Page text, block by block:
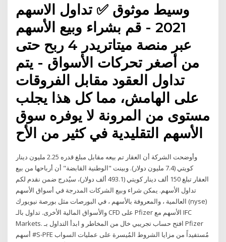
وسيط موثوق ✅ تداول الاسهم
2021 - قم بشراء وبيع الأسهم
عبر منصة ميتاتريدر 4 ربح حتى
من أصغر تحركات الأسواق - يتم
تداول العقود مقابل الفروقات
على الهامش، مما كل هذا يجلب
مستوى من المرونة لا يوفره سوق
الأسهم التقليدية في كثير من الأح
وأوضحت الشركة أن العقار تم بيعه مقابل مبلغ قدره 2.25 مليون دينار
كويتي (7.4 مليون دولار). وبينت "الوطنية القابضة" أن أرباحها من بيع
العقار تبلغ 150 ألف دينار كويتي (493.1 ألف دولار)، سيُدرج ضمن نقدم لكم
تداول الأسهم. يمكن شراء وبيع الشركات المدرجة في أسواق الأسهم
العالمية ، والمعروفة بالأسهم ، في البورصات مثل بورصة نيويورك (nyse)
والأسواق المالية الأخرى. تداول بالـ CFD على Pfizer الأسهم مع IFC
Markets. افتح حساب تجريبي خال من المخاطر و ابدأ التداول بـ Pfizer
أسهم #S-PFE مُستفيداً من مزايا الشروط المُيسرة على عمليات السواب